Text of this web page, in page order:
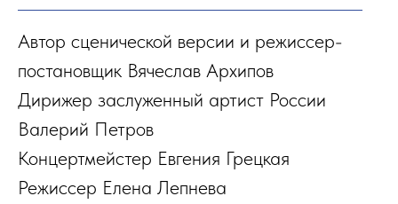
Автор сценической версии и режиссер-
постановщик Вячеслав Архипов
Дирижер заслуженный артист России
Валерий Петров
Концертмейстер Евгения Грецкая
Режиссер Елена Лепнева